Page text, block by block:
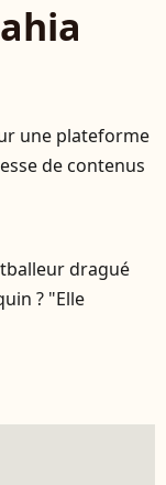
une plateforme
de contenus
dragué
? "Elle